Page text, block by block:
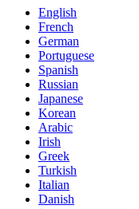
English
French
German
Portuguese
Spanish
Russian
Japanese
Korean
Arabic
Irish
Greek
Turkish
Italian
Danish